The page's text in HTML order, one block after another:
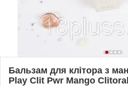
Бальзам для клітора з
Play Clit Pwr Mango